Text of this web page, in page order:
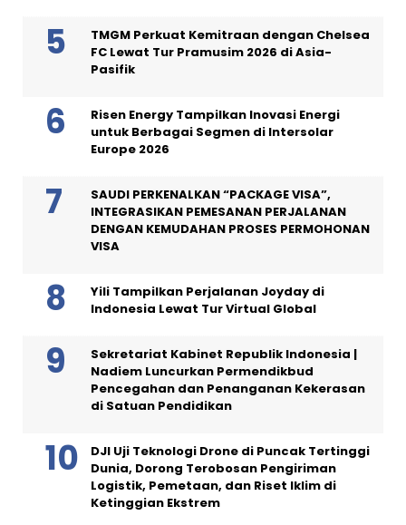
TMGM Perkuat Kemitraan dengan Chelsea
FC Lewat Tur Pramusim 2026 di Asia-
Pasifik
Risen Energy Tampilkan Inovasi Energi
untuk Berbagai Segmen di Intersolar
Europe 2026
SAUDI PERKENALKAN “PACKAGE VISA”,
INTEGRASIKAN PEMESANAN PERJALANAN
DENGAN KEMUDAHAN PROSES PERMOHONAN
VISA
Yili Tampilkan Perjalanan Joyday di
Indonesia Lewat Tur Virtual Global
Sekretariat Kabinet Republik Indonesia |
Nadiem Luncurkan Permendikbud
Pencegahan dan Penanganan Kekerasan
di Satuan Pendidikan
DJI Uji Teknologi Drone di Puncak Tertinggi
Dunia, Dorong Terobosan Pengiriman
Logistik, Pemetaan, dan Riset Iklim di
Ketinggian Ekstrem